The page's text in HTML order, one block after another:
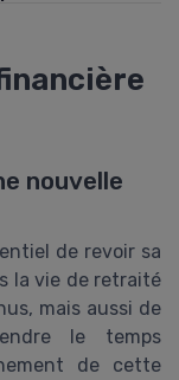
nouvelle
de revoir sa
la vie de retraité
mais aussi de
le temps
de cette